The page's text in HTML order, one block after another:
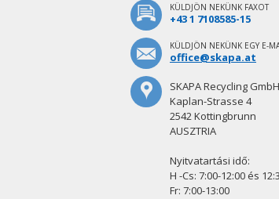
KÜLDJÖN NEKÜNK FAXOT
+43 1 7108585-15
KÜLDJÖN NEKÜNK EGY E-
office@skapa.at
SKAPA Recycling GmbH
Kaplan-Strasse 4
2542 Kottingbrunn
AUSZTRIA
Nyitvatartási idő:
H -Cs: 7:00-12:00 és
Fr: 7:00-13:00